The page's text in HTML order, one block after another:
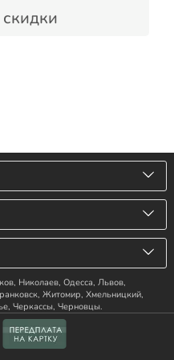
границы в мире
Gradus!
Николаев, Одесса, Львов,
Житомир, Хмельницкий,
Черкассы, Черновцы.